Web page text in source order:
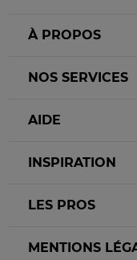
À PROPOS
NOS SERVICES
AIDE
INSPIRATION
LES PROS
MENTIONS